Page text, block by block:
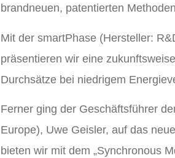
brandneuen, patentierten
Mit der smartPhase (Hersteller:
präsentieren wir eine
Durchsätze bei niedrigem
Ferner ging der Geschäftsführer
Europe), Uwe Geisler, auf das
bieten wir mit dem „Synchronous